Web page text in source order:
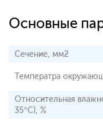
Основные
Сечение, мм2
Температра
Относительная
35°С), %